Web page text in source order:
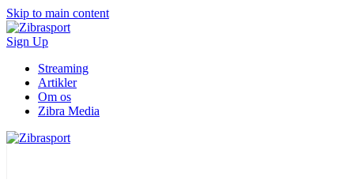
Skip to main content
Sign Up
Streaming
Artikler
Om os
Zibra Media